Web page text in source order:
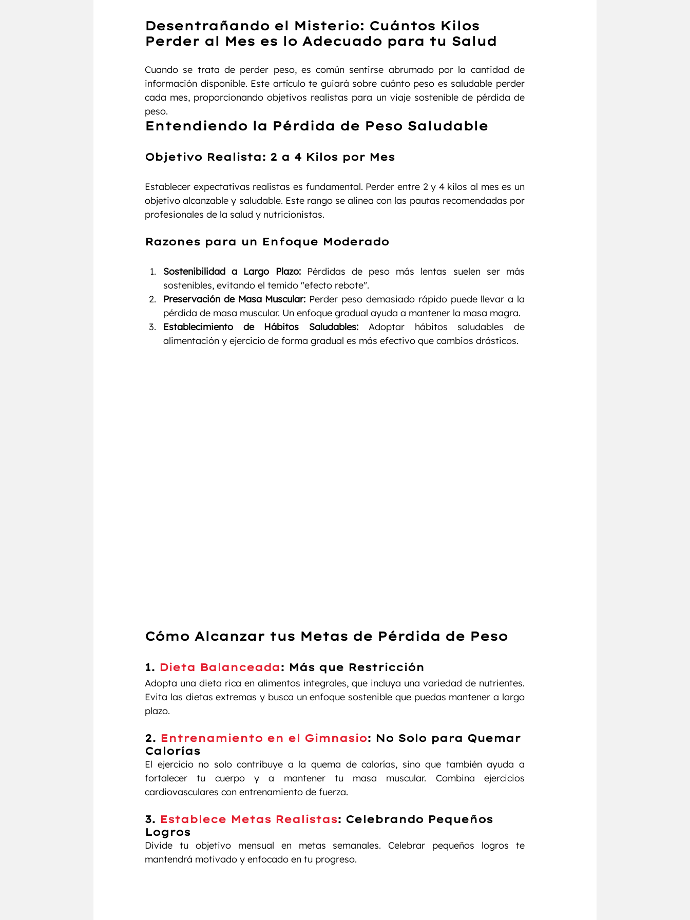
Desentrañando el Misterio: Cuántos Kilos
Perder al Mes es lo Adecuado para tu Salud
Cuando se trata de perder peso, es común sentirse abrumado por la cantidad de
información disponible. Este artículo te guiará sobre cuánto peso es saludable perder
cada mes, proporcionando objetivos realistas para un viaje sostenible de pérdida de
peso.
Entendiendo la Pérdida de Peso Saludable
Objetivo Realista: 2 a 4 Kilos por Mes
Establecer expectativas realistas es fundamental. Perder entre 2 y 4 kilos al mes es un
objetivo alcanzable y saludable. Este rango se alinea con las pautas recomendadas por
profesionales de la salud y nutricionistas.
Razones para un Enfoque Moderado
Sostenibilidad a Largo Plazo: Pérdidas de peso más lentas suelen ser más
sostenibles, evitando el temido "efecto rebote".
Preservación de Masa Muscular: Perder peso demasiado rápido puede llevar a la
pérdida de masa muscular. Un enfoque gradual ayuda a mantener la masa magra.
Establecimiento de Hábitos Saludables: Adoptar hábitos saludables de
alimentación y ejercicio de forma gradual es más efectivo que cambios drásticos.
Cómo Alcanzar tus Metas de Pérdida de Peso
1. Dieta Balanceada: Más que Restricción
Adopta una dieta rica en alimentos integrales, que incluya una variedad de nutrientes.
Evita las dietas extremas y busca un enfoque sostenible que puedas mantener a largo
plazo.
2. Entrenamiento en el Gimnasio: No Solo para Quemar
Calorías
El ejercicio no solo contribuye a la quema de calorías, sino que también ayuda a
fortalecer tu cuerpo y a mantener tu masa muscular. Combina ejercicios
cardiovasculares con entrenamiento de fuerza.
3. Establece Metas Realistas: Celebrando Pequeños
Logros
Divide tu objetivo mensual en metas semanales. Celebrar pequeños logros te
mantendrá motivado y enfocado en tu progreso.